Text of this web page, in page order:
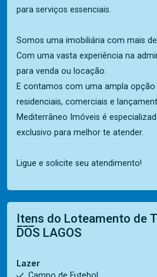
para serviços essenciais.
Somos uma imobiliária com mais
Com uma vasta experiência na
para venda ou locação.
E contamos com uma ampla opção
residenciais, comerciais e
Mediterrâneo Imóveis é
exclusivo para melhor te atender.
Ligue e solicite seu atendimento!
Itens do Loteamento de
DOS LAGOS
Lazer